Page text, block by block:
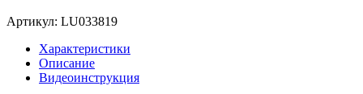
Артикул: LU033819
Характеристики
Описание
Видеоинструкция